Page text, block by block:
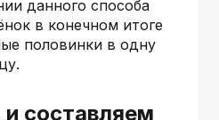
данного способа
в конечном итоге
половинки в одну
составляем